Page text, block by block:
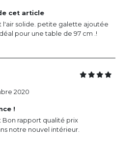
cet article
l'air solide. petite galette ajoutée
pour une table de 97 cm .!
!
Bon rapport qualité prix
notre nouvel intérieur.
2020